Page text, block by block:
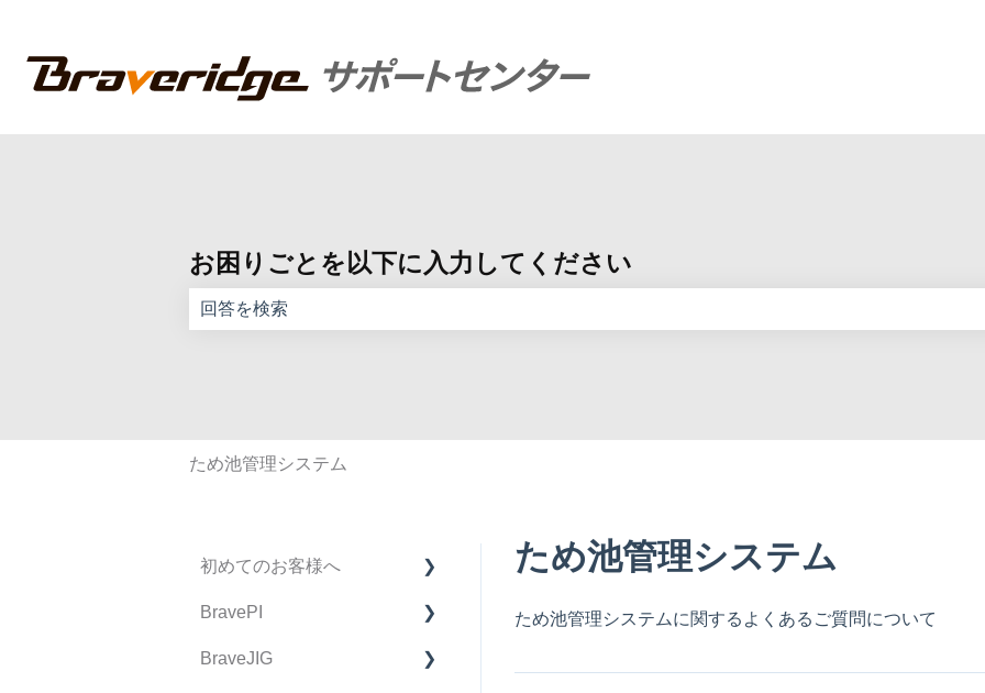
お困りごとを以下に入力してください
ため池管理システム
ため池管理システム
ため池管理システムに関するよくあるご質問について
初めてのお客様へ
製品購入に関してのFAQ
BravePI
BravePI FAQ
BraveJIG